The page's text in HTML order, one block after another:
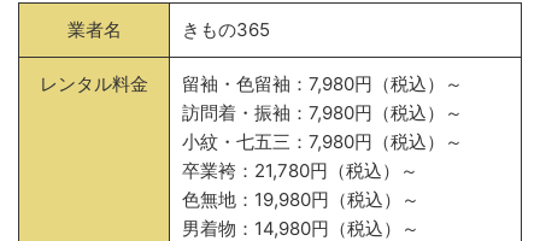
業者名 きもの365
レンタル料金
留袖・色留袖：7,980円（税込）～
訪問着・振袖：7,980円（税込）～
小紋・七五三：7,980円（税込）～
卒業袴：21,780円（税込）～
色無地：19,980円（税込）～
男着物：14,980円（税込）～